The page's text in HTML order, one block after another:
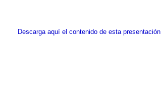
Descarga aquí el contenido de esta presentación